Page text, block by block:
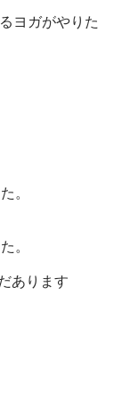
ヨガがやりた
。
。
あります